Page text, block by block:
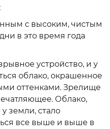
с высоким, чистым
в это время года
устройство, и у
облако, окрашенное
оттенками. Зрелище
Облако,
земли, стало
все выше и выше в